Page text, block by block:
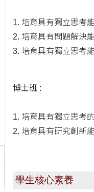
1. 培育具有獨立思考
2. 培育具有問題解決
3. 培育具有獨立思考
博士班 :
1. 培育具有獨立思考
2. 培育具有研究創新
學生核心素養